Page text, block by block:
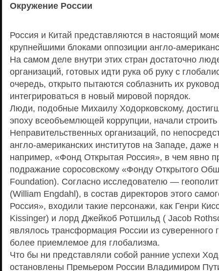
Окружение России
Россия и Китай представляются в настоящий
крупнейшими блоками оппозиции англо-
На самом деле внутри этих стран достаточно
организаций, готовых идти рука об руку с
очередь, открыто пытаются соблазнить их
интегрироваться в новый мировой порядок.
Люди, подобные Михаилу Ходорковскому,
эпоху всеобъемлющей коррупции, начали строить
Неправительственных организаций, по
англо-американских институтов на Западе, даже
например, «Фонд Открытая Россия», в чем явно
подражание соросовскому «Фонду Открытого
Foundation). Согласно исследователю —
(William Engdahl), в состав директоров этого
Россия», входили такие персонажи, как Генри
Kissinger) и лорд Джейкоб Ротшильд ( Jacob
являлось трансформация России из суверенного
более приемлемое для глобализма.
Что бы ни представляли собой ранние успехи
остановлены Премьером России Владимиром